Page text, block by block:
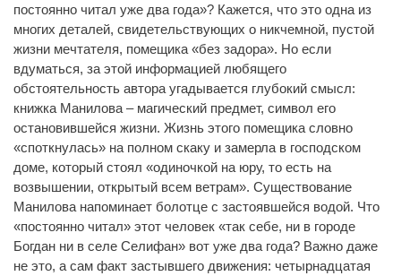
постоянно читал уже два года»? Кажется, что это одна из
многих деталей, свидетельствующих о никчемной, пустой
жизни мечтателя, помещика «без задора». Но если
вдуматься, за этой информацией любящего
обстоятельность автора угадывается глубокий смысл:
книжка Манилова – магический предмет, символ его
остановившейся жизни. Жизнь этого помещика словно
«споткнулась» на полном скаку и замерла в господском
доме, который стоял «одиночкой на юру, то есть на
возвышении, открытый всем ветрам». Существование
Манилова напоминает болотце с застоявшейся водой. Что
«постоянно читал» этот человек «так себе, ни в городе
Богдан ни в селе Селифан» вот уже два года? Важно даже
не это, а сам факт застывшего движения: четырнадцатая